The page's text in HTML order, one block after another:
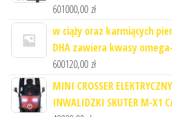
601000,00 zł
w ciąży oraz karmiących
DHA zawiera kwasy
600120,00 zł
MINI CROSSER
INWALIDZKI SKUTER M-X1